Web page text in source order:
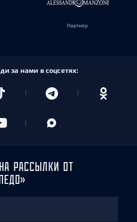
Партнёр
за нами в соцсетях:
РАССЫЛКИ ОТ